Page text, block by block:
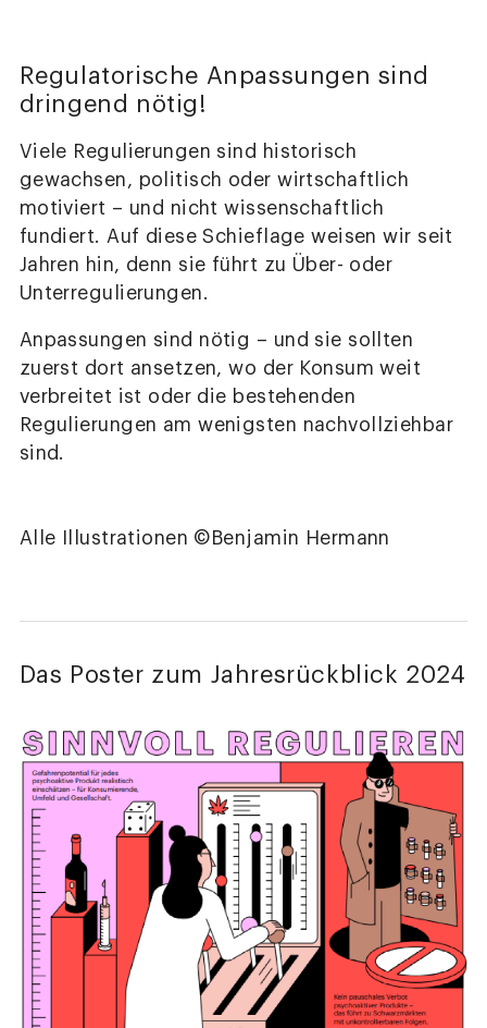
Regulatorische Anpassungen sind
dringend nötig!
Viele Regulierungen sind historisch
gewachsen, politisch oder wirtschaftlich
motiviert – und nicht wissenschaftlich
fundiert. Auf diese Schieflage weisen wir seit
Jahren hin, denn sie führt zu Über- oder
Unterregulierungen.
Anpassungen sind nötig – und sie sollten
zuerst dort ansetzen, wo der Konsum weit
verbreitet ist oder die bestehenden
Regulierungen am wenigsten nachvollziehbar
sind.
Alle Illustrationen ©Benjamin Hermann
Das Poster zum Jahresrückblick 2024